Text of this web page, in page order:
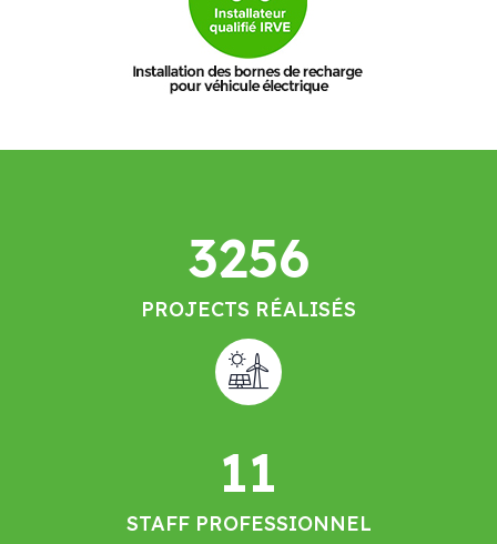
3256
PROJECTS RÉALISÉS
11
STAFF PROFESSIONNEL